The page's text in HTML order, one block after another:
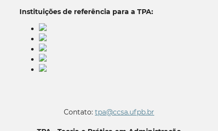
Instituições de referência para a TPA:
Contato: tpa@ccsa.ufpb.br